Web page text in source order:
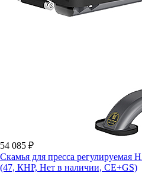
54 085 ₽
Скамья для пресса
(47, КНР, Нет в наличии, CE+GS)